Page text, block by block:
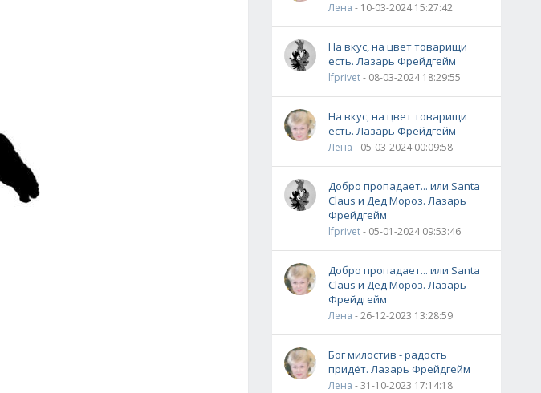
Лена - 10-03-2024 15:27:42
На вкус, на цвет товарищи
есть. Лазарь Фрейдгейм
lfprivet- 08-03-2024 18:29:55
На вкус, на цвет товарищи
есть. Лазарь Фрейдгейм
Лена - 05-03-2024 00:09:58
Добро пропадает... или Santa
Claus и Дед Мороз. Лазарь
Фрейдгейм
lfprivet- 05-01-2024 09:53:46
Добро пропадает... или Santa
Claus и Дед Мороз. Лазарь
Фрейдгейм
Лена - 26-12-2023 13:28:59
Бог милостив - радость
придёт. Лазарь Фрейдгейм
Лена - 31-10-2023 17:14:18